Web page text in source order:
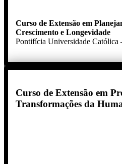
Curso de Extensão em
Crescimento e Longevidade
Pontifícia Universidade Católica
Curso de Extensão em
Transformações da